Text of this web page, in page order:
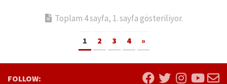
Toplam 4 sayfa, 1. sayfa gösteriliyor.
1 2 3 4 »
FOLLOW: